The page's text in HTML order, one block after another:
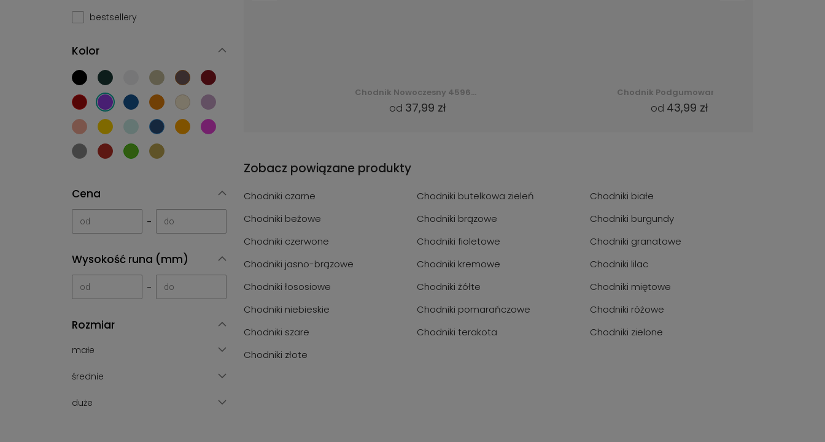
bestsellery
Kolor
Cena
-
Wysokość runa (mm)
-
Rozmiar
małe
średnie
duże
Chodnik Podgumowany 10 Cheops ( ) - Bordo - czerwony
od 43,99 zł
Chodnik Nowoczesny 4596A Cheap Crm Chodnik - szary
od 37,99 zł od 43,99 zł
Zobacz powiązane produkty
Chodniki czarne Chodniki butelkowa zieleń
Chodniki białe
Chodniki beżowe
Chodniki brązowe
Chodniki burgundy
Chodniki czerwone
Chodniki fioletowe
Chodniki granatowe
Chodniki jasno-brązowe
Chodniki kremowe
Chodniki lilac
Chodniki łososiowe
Chodniki żółte
Chodniki miętowe
Chodniki niebieskie
Chodniki pomarańczowe
Chodniki różowe
Chodniki szare
Chodniki terakota
Chodniki zielone
Chodniki złote